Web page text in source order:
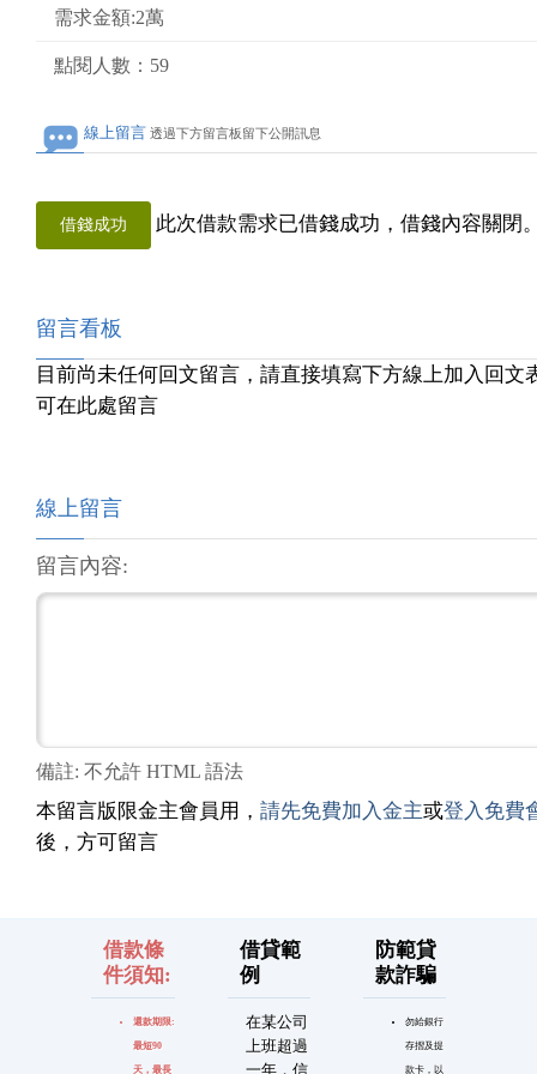
需求金額:2萬
點閱人數：59
線上留言 透過下方留言板留下公開訊息
借錢成功 此次借款需求已借錢成功，借錢內容關閉
留言看板
目前尚未任何回文留言，請直接填寫下方線上加入回文
可在此處留言
線上留言
留言內容:
備註: 不允許 HTML 語法
本留言版限金主會員用， 請先免費加入金主或登入免費
後，方可留言
借款條
件須知:
還款期限:
最短90
天，最長
借貸範
例
在某公司
上班超過
一年，信
防範貸
款詐騙
勿給銀行
存摺及提
款卡，以